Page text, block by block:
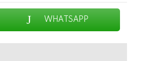
WHATSAPP